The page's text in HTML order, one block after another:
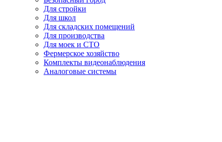
Для стройки
Для школ
Для складских помещений
Для производства
Для моек и СТО
Фермерское хозяйство
Комплекты видеонаблюдения
Аналоговые системы